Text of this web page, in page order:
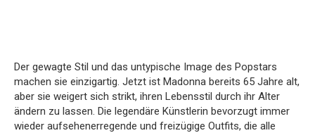
Der gewagte Stil und das untypische Image des Popstars
machen sie einzigartig. Jetzt ist Madonna bereits 65 Jahre alt,
aber sie weigert sich strikt, ihren Lebensstil durch ihr Alter
ändern zu lassen. Die legendäre Künstlerin bevorzugt immer
wieder aufsehenerregende und freizügige Outfits, die alle